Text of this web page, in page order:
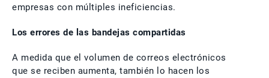
empresas con múltiples ineficiencias.
Los errores de las bandejas compartidas
A medida que el volumen de correos electrónicos
que se reciben aumenta, también lo hacen los